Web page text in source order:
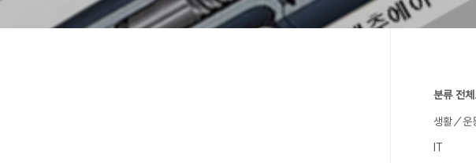
분류 전체
생활／운
IT